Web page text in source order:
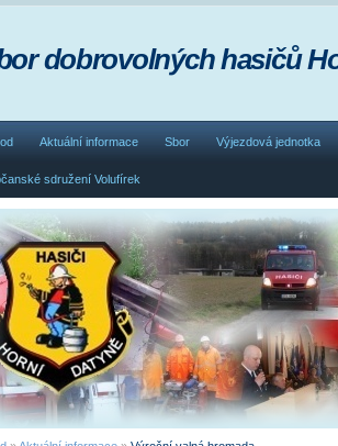
Aktuální informace Sbor Výjezdová jednotka
sdružení Volufírek
dobrovolných hasičů